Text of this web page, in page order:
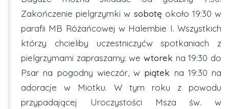
Zakończenie pielgrzymki w sobotę około 19:30 w
parafii MB Różańcowej w Halembie I. Wszystkich
którzy chcieliby uczestniczyćw spotkaniach z
pielgrzymami zapraszamy: we wtorek na 19:30 do
Psar na pogodny wieczór, w piątek na 19:30 na
adoracje w Miotku. W tym roku z powodu
przypadającej Uroczystości Msza św. w